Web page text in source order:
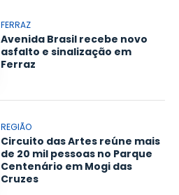
FERRAZ
Avenida Brasil recebe novo
asfalto e sinalização em
Ferraz
REGIÃO
Circuito das Artes reúne mais
de 20 mil pessoas no Parque
Centenário em Mogi das
Cruzes